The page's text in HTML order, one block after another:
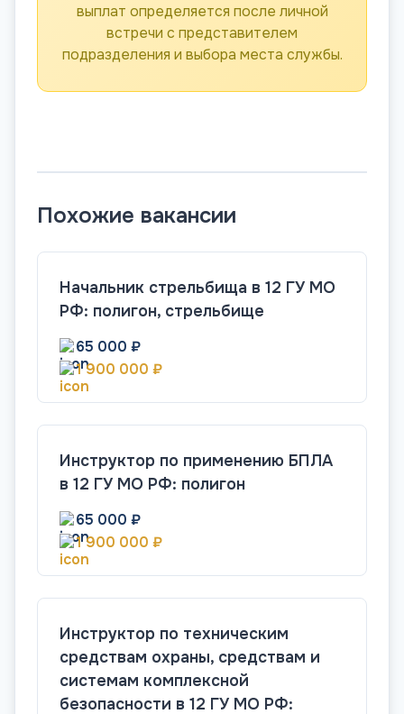
выплат определяется после личной
встречи с представителем
подразделения и выбора места службы.
Похожие вакансии
Начальник стрельбища в 12 ГУ МО
РФ: полигон, стрельбище
65 000 ₽
1 900 000 ₽
Инструктор по применению БПЛА
в 12 ГУ МО РФ: полигон
65 000 ₽
1 900 000 ₽
Инструктор по техническим
средствам охраны, средствам и
системам комплексной
безопасности в 12 ГУ МО РФ: